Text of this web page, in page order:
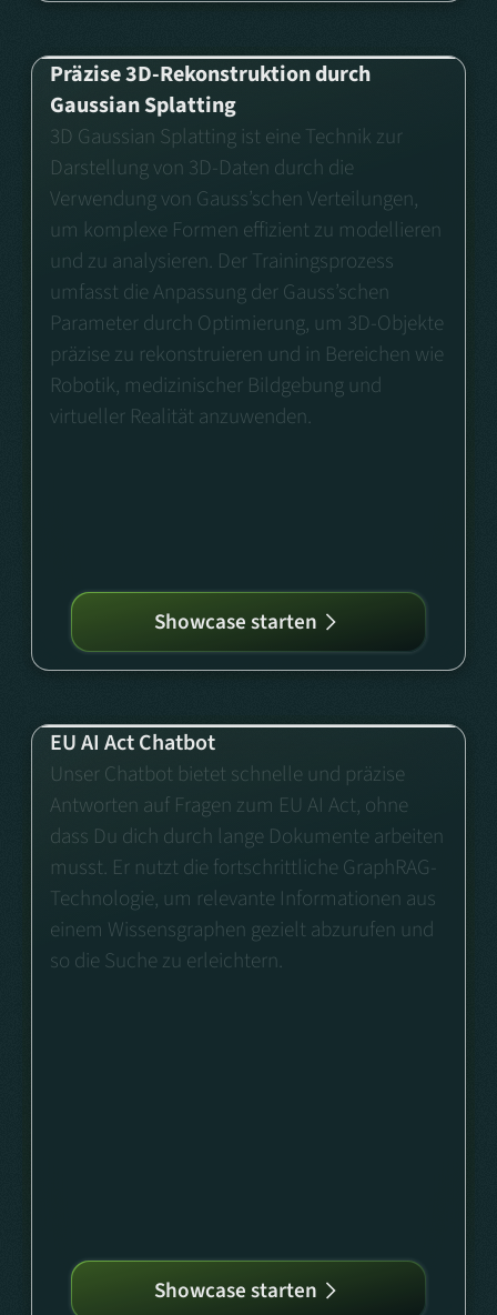
Präzise 3D-Rekonstruktion durch
Gaussian Splatting
3D Gaussian Splatting ist eine Technik zur
Darstellung von 3D-Daten durch die
Verwendung von Gauss’schen Verteilungen,
um komplexe Formen effizient zu modellieren
und zu analysieren. Der Trainingsprozess
umfasst die Anpassung der Gauss’schen
Parameter durch Optimierung, um 3D-Objekte
präzise zu rekonstruieren und in Bereichen wie
Robotik, medizinischer Bildgebung und
virtueller Realität anzuwenden.
Showcase starten
EU AI Act Chatbot
Unser Chatbot bietet schnelle und präzise
Antworten auf Fragen zum EU AI Act, ohne
dass Du dich durch lange Dokumente arbeiten
musst. Er nutzt die fortschrittliche GraphRAG-
Technologie, um relevante Informationen aus
einem Wissensgraphen gezielt abzurufen und
so die Suche zu erleichtern.
Showcase starten